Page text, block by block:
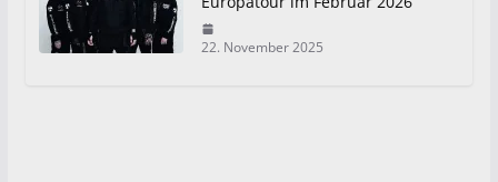
22. November 2025